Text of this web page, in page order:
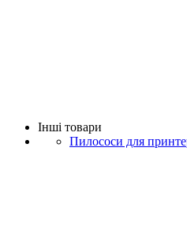
Iнші товари
Пилососи для